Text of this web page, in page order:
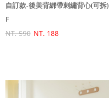
自訂款-後美背綁帶刺繡背心(可拆)
F
NT. 590 NT. 188